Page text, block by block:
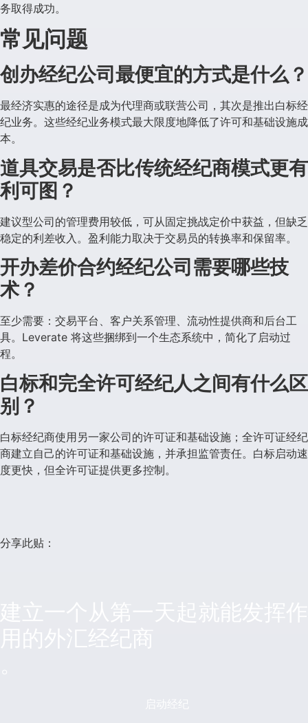
务取得成功。
常见问题
创办经纪公司最便宜的方式是什么？
最经济实惠的途径是成为代理商或联营公司，其次是推出白标经
纪业务。这些经纪业务模式最大限度地降低了许可和基础设施成
本。
道具交易是否比传统经纪商模式更有
利可图？
建议型公司的管理费用较低，可从固定挑战定价中获益，但缺乏
稳定的利差收入。盈利能力取决于交易员的转换率和保留率。
开办差价合约经纪公司需要哪些技
术？
至少需要：交易平台、客户关系管理、流动性提供商和后台工
具。Leverate 将这些捆绑到一个生态系统中，简化了启动过
程。
白标和完全许可经纪人之间有什么区
别？
白标经纪商使用另一家公司的许可证和基础设施；全许可证经纪
商建立自己的许可证和基础设施，并承担监管责任。白标启动速
度更快，但全许可证提供更多控制。
分享此贴：